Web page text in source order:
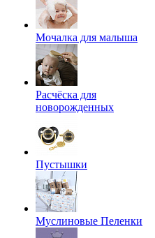
Мочалка для малыша
Расчёска для
новорожденных
Пустышки
Муслиновые Пеленки